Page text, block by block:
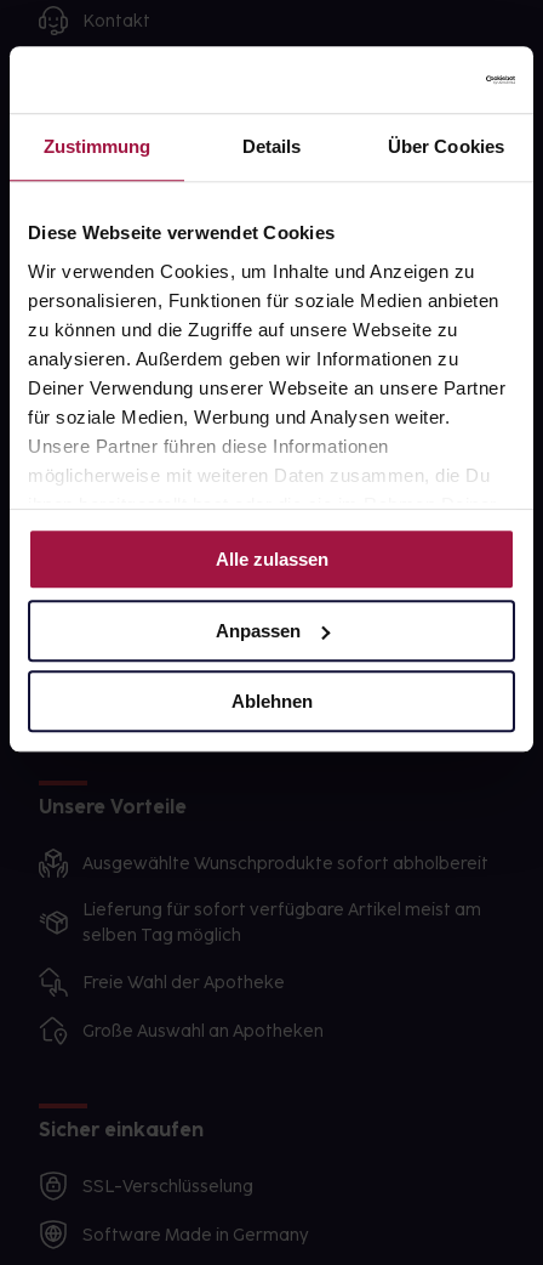
Zustimmung Details Über Cookies
Diese Webseite verwendet Cookies
Wir verwenden Cookies, um Inhalte und Anzeigen zu
personalisieren, Funktionen für soziale Medien anbieten
zu können und die Zugriffe auf unsere Webseite zu
analysieren. Außerdem geben wir Informationen zu
Deiner Verwendung unserer Webseite an unsere Partner
für soziale Medien, Werbung und Analysen weiter.
Unsere Partner führen diese Informationen
möglicherweise mit weiteren Daten zusammen, die Du
ihnen bereitgestellt hast oder die sie im Rahmen Deiner
Nutzung der Dienste gesammelt haben.
Alle zulassen
Anpassen
Ablehnen
Kontakt
Widerrufsformular
Über uns
Karriere
Newsletter
Barrierefreiheitserklärung
PAYBACK
gesund-versorger.de
AGB
Unsere Vorteile
Ausgewählte Wunschprodukte sofort abholbereit
Lieferung für sofort verfügbare Artikel meist am
selben Tag möglich
Freie Wahl der Apotheke
Große Auswahl an Apotheken
Sicher einkaufen
SSL-Verschlüsselung
Software Made in Germany